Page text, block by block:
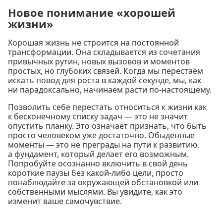
Новое понимание «хорошей
жизни»
Хорошая жизнь не строится на постоянной
трансформации. Она складывается из сочетания
привычных рутин, новых вызовов и моментов
простых, но глубоких связей. Когда мы перестаём
искать повод для роста в каждой секунде, мы, как
ни парадоксально, начинаем расти по-настоящему.
Позволить себе перестать относиться к жизни как
к бесконечному списку задач — это не значит
опустить планку. Это означает признать, что быть
просто человеком уже достаточно. Обыденные
моменты — это не преграды на пути к развитию,
а фундамент, который делает его возможным.
Попробуйте осознанно включить в свой день
короткие паузы без какой-либо цели, просто
понаблюдайте за окружающей обстановкой или
собственными мыслями. Вы увидите, как это
изменит ваше самочувствие.